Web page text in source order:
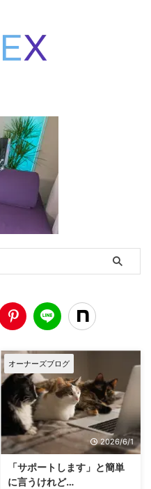
オーナーズブログ
2026/6/1
「サポートします」と簡単
に言うけれど…